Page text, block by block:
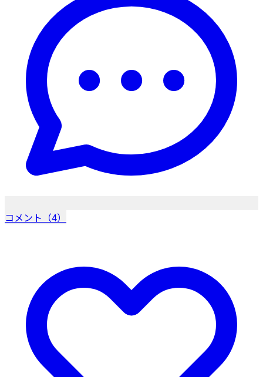
コメント（4）